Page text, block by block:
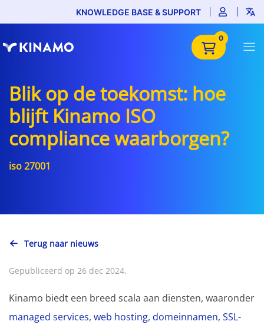
KNOWLEDGE BASE & SUPPORT
0
Blik op de toekomst: hoe
blijft Kinamo ISO
compliance waarborgen?
iso 27001
Terug naar nieuws
Gepubliceerd op 26 dec 2024.
Kinamo biedt een breed scala aan diensten, waaronder
managed services, web hosting, domeinnamen, SSL-